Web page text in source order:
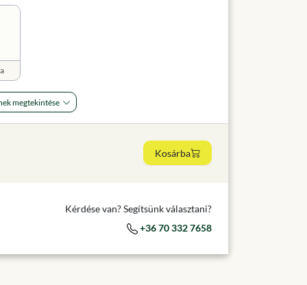
megtekintése
Kosárba
Kérdése van? Segítsünk választani?
+36 70 332 7658